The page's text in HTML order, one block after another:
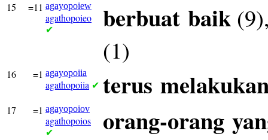
15 =11 agayopoiew
agathopoieo
✔ berbuat baik
(1)
16 =1 agayopoiia
agathopoiia ✔ terus
17 =1 agayopoiov
agathopoios
✔ orang-orang